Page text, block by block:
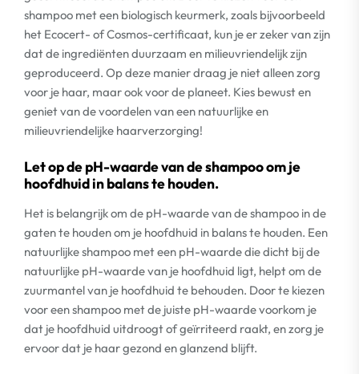
shampoo met een biologisch keurmerk, zoals bijvoorbeeld
het Ecocert- of Cosmos-certificaat, kun je er zeker van zijn
dat de ingrediënten duurzaam en milieuvriendelijk zijn
geproduceerd. Op deze manier draag je niet alleen zorg
voor je haar, maar ook voor de planeet. Kies bewust en
geniet van de voordelen van een natuurlijke en
milieuvriendelijke haarverzorging!
Let op de pH-waarde van de shampoo om je
hoofdhuid in balans te houden.
Het is belangrijk om de pH-waarde van de shampoo in de
gaten te houden om je hoofdhuid in balans te houden. Een
natuurlijke shampoo met een pH-waarde die dicht bij de
natuurlijke pH-waarde van je hoofdhuid ligt, helpt om de
zuurmantel van je hoofdhuid te behouden. Door te kiezen
voor een shampoo met de juiste pH-waarde voorkom je
dat je hoofdhuid uitdroogt of geïrriteerd raakt, en zorg je
ervoor dat je haar gezond en glanzend blijft.